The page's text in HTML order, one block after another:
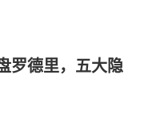
罗德里，五大隐